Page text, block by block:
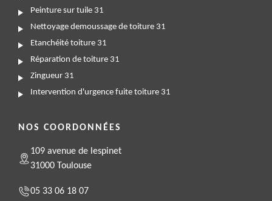
Peinture sur tuile 31
Nettoyage demoussage de toiture 31
Etanchéité toiture 31
Réparation de toiture 31
Zingueur 31
Intervention d'urgence fuite toiture 31
NOS COORDONNÉES
109 avenue de lespinet
31000 Toulouse
05 33 06 18 07